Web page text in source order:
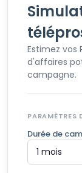
Estimez vos
d'affaires
campagne.
PARAMÈTRES
Durée de